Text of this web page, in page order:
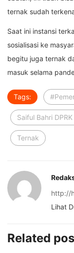
ternak sudah
Saat ini instansi
sosialisasi ke
begitu juga ternak
masuk selama
Tags:
Saiful Bahri
Ternak
http://
Lihat
Related